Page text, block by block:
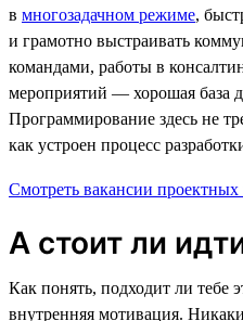
в многозадачном режиме,
и грамотно выстраивать
командами, работы в
мероприятий — хорошая база
Программирование здесь не
как устроен процесс
Смотреть вакансии
А стоит ли
Как понять, подходит ли тебе
внутренняя мотивация.